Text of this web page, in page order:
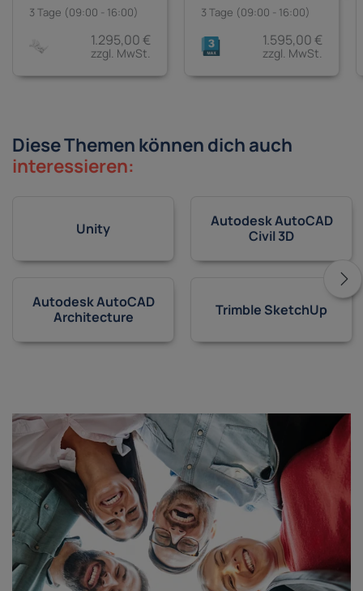
3 Tage (09:00 - 16:00)
1.295,00 €
zzgl. MwSt.
3 Tage (09:00 - 16:00)
1.595,00 €
zzgl. MwSt.
Diese Themen können dich auch
interessieren:
Unity
Autodesk AutoCAD
Architecture
Autodesk AutoCAD
Civil 3D
Trimble SketchUp